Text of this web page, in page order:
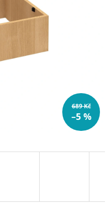
689 Kč
–5 %